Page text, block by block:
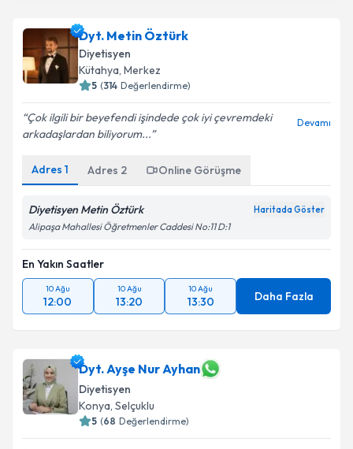
Dyt. Metin Öztürk
Diyetisyen
Kütahya, Merkez
5 (314 Değerlendirme)
Çok ilgili bir beyefendi işindede çok iyi çevremdeki
arkadaşlardan biliyorum...
Devamı
Adres 1 Adres 2 Online Görüşme
Diyetisyen Metin Öztürk Haritada Göster
Alipaşa Mahallesi Öğretmenler Caddesi No:11 D:1
En Yakın Saatler
10 Ağu
12:00
10 Ağu
13:20
10 Ağu
13:30 Daha Fazla
Dyt. Ayşe Nur Ayhan
Diyetisyen
Konya, Selçuklu
5 (68 Değerlendirme)